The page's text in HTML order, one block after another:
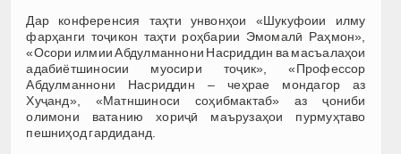
Дар конференсия таҳти унвонҳои «Шукуфоии илму
фарҳанги тоҷикон таҳти роҳбарии Эмомалӣ Раҳмон»,
«Осори илмии Абдулманнони Насриддин ва масъалаҳои
адабиётшиносии муосири тоҷик», «Профессор
Абдулманнони Насриддин – чеҳрае мондагор аз
Хуҷанд», «Матншиноси соҳибмактаб» аз ҷониби
олимони ватанию хориҷӣ маърузаҳои пурмуҳтаво
пешниҳод гардиданд.